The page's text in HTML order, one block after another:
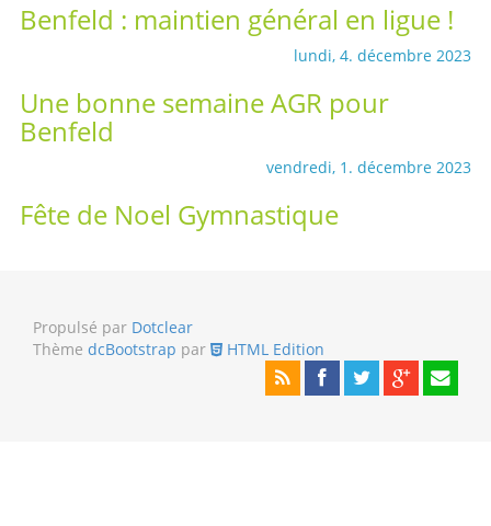
Benfeld : maintien général en ligue !
lundi, 4. décembre 2023
Une bonne semaine AGR pour
Benfeld
vendredi, 1. décembre 2023
Fête de Noel Gymnastique
Propulsé par Dotclear
Thème dcBootstrap par HTML Edition